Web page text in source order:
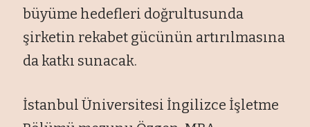
büyüme hedefleri doğrultusunda
şirketin rekabet gücünün artırılmasına
da katkı sunacak.
İstanbul Üniversitesi İngilizce İşletme